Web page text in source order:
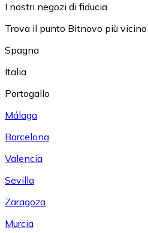
I nostri negozi di fiducia
Trova il punto Bitnovo più vicino
Spagna
Italia
Portogallo
Málaga
Barcelona
Valencia
Sevilla
Zaragoza
Murcia